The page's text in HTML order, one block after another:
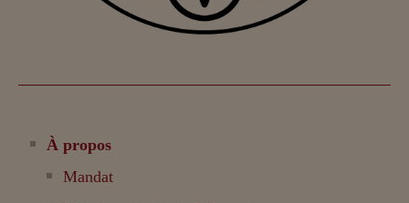
À propos
Mandat